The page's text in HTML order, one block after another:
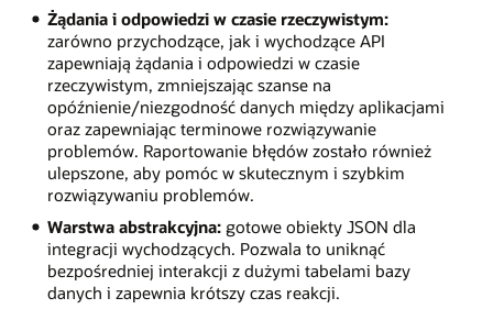
Żądania i odpowiedzi w czasie rzeczywistym:
zarówno przychodzące, jak i wychodzące API
zapewniają żądania i odpowiedzi w czasie
rzeczywistym, zmniejszając szanse na
opóźnienie/niezgodność danych między aplikacjami
oraz zapewniając terminowe rozwiązywanie
problemów. Raportowanie błędów zostało również
ulepszone, aby pomóc w skutecznym i szybkim
rozwiązywaniu problemów.
Warstwa abstrakcyjna:gotowe obiekty JSON dla
integracji wychodzących. Pozwala to uniknąć
bezpośredniej interakcji z dużymi tabelami bazy
danych i zapewnia krótszy czas reakcji.